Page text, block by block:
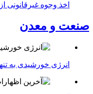
اخذ وجوه
صنعت و معدن
انرژی خورشیدی به